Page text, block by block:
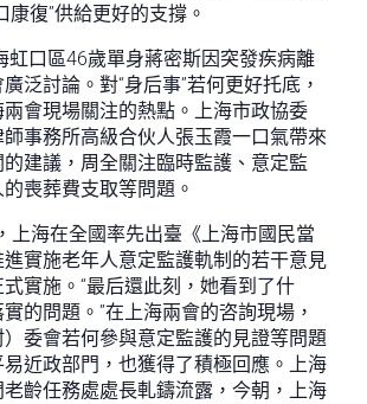
康復”供給更好的支撐。
虹口區46歲單身蔣密斯因突發疾病離
泛討論。對“身后事”若何更好托底，
會現場關注的熱點。上海市政協委
事務所高級合伙人張玉霞一口氣帶來
建議，周全關注臨時監護、意定監
喪葬費支取等問題。
上海在全國率先出臺《上海市國民當
實施老年人意定監護軌制的若干意見
式實施。“最后還此刻，她看到了什
的問題。”在上海兩會的咨詢現場，
委會若何參與意定監護的見證等問題
近政部門，也獲得了積極回應。上海
齡任務處處長軋鑄流露，今朝，上海